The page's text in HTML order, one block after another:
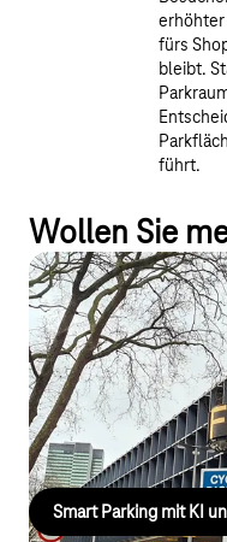
erhöhter
fürs
bleibt.
führt.
Wollen Sie
Smart Parking
Staus und CO2
Cleverciti und die Telekom
Parkplatzsuche in
Parkraumbetreiber zu
Smart Parking mit KI